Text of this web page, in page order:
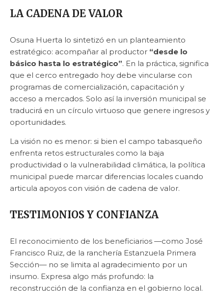
LA CADENA DE VALOR
Osuna Huerta lo sintetizó en un planteamiento
estratégico: acompañar al productor “desde lo
básico hasta lo estratégico”. En la práctica, significa
que el cerco entregado hoy debe vincularse con
programas de comercialización, capacitación y
acceso a mercados. Solo así la inversión municipal se
traducirá en un círculo virtuoso que genere ingresos y
oportunidades.
La visión no es menor: si bien el campo tabasqueño
enfrenta retos estructurales como la baja
productividad o la vulnerabilidad climática, la política
municipal puede marcar diferencias locales cuando
articula apoyos con visión de cadena de valor.
TESTIMONIOS Y CONFIANZA
El reconocimiento de los beneficiarios —como José
Francisco Ruiz, de la ranchería Estanzuela Primera
Sección— no se limita al agradecimiento por un
insumo. Expresa algo más profundo: la
reconstrucción de la confianza en el gobierno local.